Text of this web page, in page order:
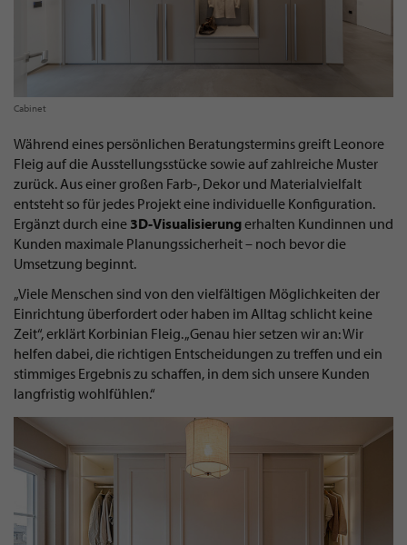
Cabinet
Während eines persönlichen Beratungstermins greift Leonore
Fleig auf die Ausstellungsstücke sowie auf zahlreiche Muster
zurück. Aus einer großen Farb-, Dekor und Materialvielfalt
entsteht so für jedes Projekt eine individuelle Konfiguration.
Ergänzt durch eine 3D-Visualisierungerhalten Kundinnen und
Kunden maximale Planungssicherheit – noch bevor die
Umsetzung beginnt.
„Viele Menschen sind von den vielfältigen Möglichkeiten der
Einrichtung überfordert oder haben im Alltag schlicht keine
Zeit“, erklärt Korbinian Fleig. „Genau hier setzen wir an: Wir
helfen dabei, die richtigen Entscheidungen zu treffen und ein
stimmiges Ergebnis zu schaffen, in dem sich unsere Kunden
langfristig wohlfühlen.“